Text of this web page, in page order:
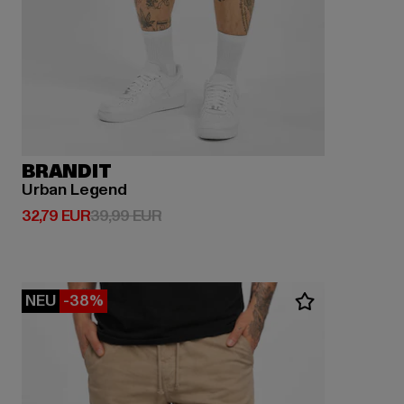
BRANDIT
Urban Legend
32,79 EUR
Derzeitiger Preis: 32,79 EUR
39,99 EURAktionspreis: 39,99 EUR
NEU -38%